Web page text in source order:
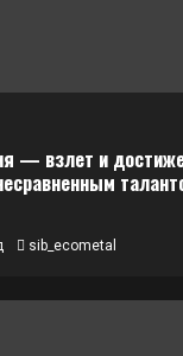
— взлет и
sib_ecometal